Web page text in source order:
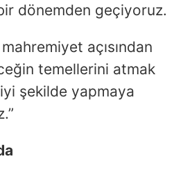
dönemden geçiyoruz.
açısından
temellerini atmak
şekilde yapmaya